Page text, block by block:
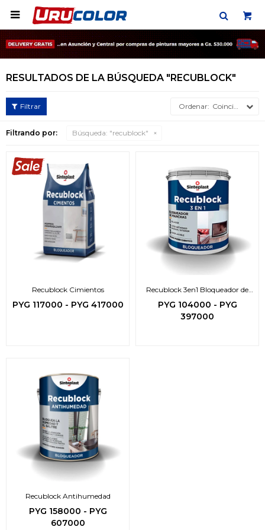

RESULTADOS DE LA BÚSQUEDA "RECUBLOCK"
Coincidencia
Filtrando por: Búsqueda: "recublock"
Recublock Cimientos
PYG 117000 - PYG 417000
Recublock 3en1 Bloqueador de
Manchas
PYG 104000 - PYG
397000
Recublock Antihumedad
PYG 158000 - PYG
607000